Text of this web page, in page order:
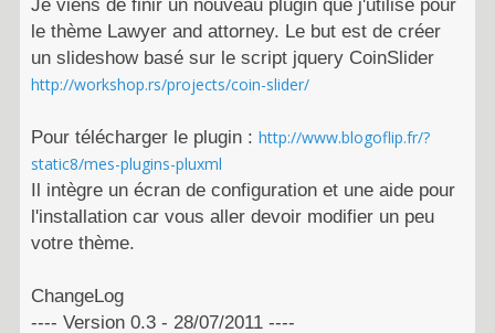
Je viens de finir un nouveau plugin que j'utilise pour
le thème Lawyer and attorney. Le but est de créer
un slideshow basé sur le script jquery CoinSlider
http://workshop.rs/projects/coin-slider/
Pour télécharger le plugin : http://www.blogoflip.fr/?
static8/mes-plugins-pluxml
Il intègre un écran de configuration et une aide pour
l'installation car vous aller devoir modifier un peu
votre thème.
ChangeLog
---- Version 0.3 - 28/07/2011 ----